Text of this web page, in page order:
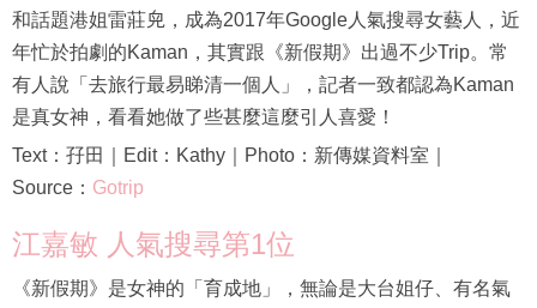
和話題港姐雷莊𠒇，成為2017年Google人氣搜尋女藝人，近
年忙於拍劇的Kaman，其實跟《新假期》出過不少Trip。常
有人說「去旅行最易睇清一個人」，記者一致都認為Kaman
是真女神，看看她做了些甚麼這麼引人喜愛！
Text：孖田｜Edit：Kathy｜Photo：新傳媒資料室｜
Source： Gotrip
江嘉敏 人氣搜尋第1位
《新假期》是女神的「育成地」，無論是大台姐仔、有名氣